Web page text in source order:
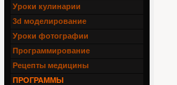
Уроки кулинарии
3d моделирование
Уроки фотографии
Программирование
Рецепты медицины
ПРОГРАММЫ